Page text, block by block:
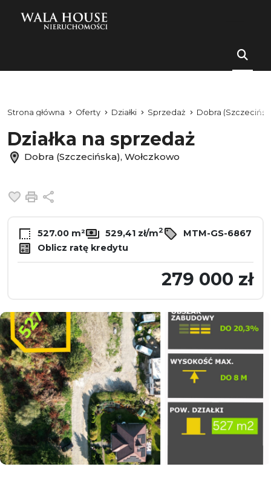
Strona główna Oferty Działki Sprzedaż Dobra
Działka na sprzedaż
Dobra (Szczecińska), Wołczkowo
Dodaj do ulubionych
Drukuj
527.00 m² 529,41 zł/m2
MTM-GS-6867
Oblicz ratę kredytu
279 000 zł